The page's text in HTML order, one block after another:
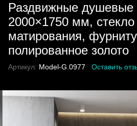
Раздвижные душевые
2000×1750 мм,
матирования,
полированное золото
Артикул: Model-G.0977 Оставить